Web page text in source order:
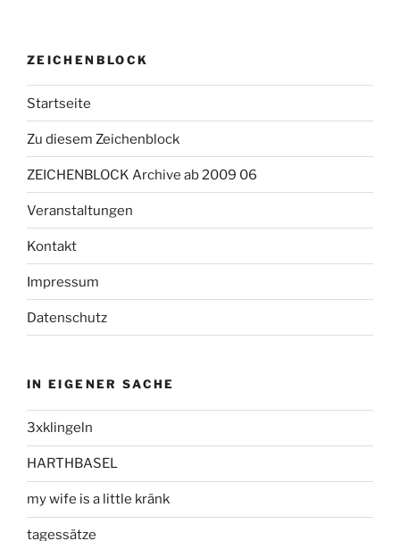
ZEICHENBLOCK
Startseite
Zu diesem Zeichenblock
ZEICHENBLOCK Archive ab 2009 06
Veranstaltungen
Kontakt
Impressum
Datenschutz
IN EIGENER SACHE
3xklingeln
HARTHBASEL
my wife is a little kränk
tagessätze